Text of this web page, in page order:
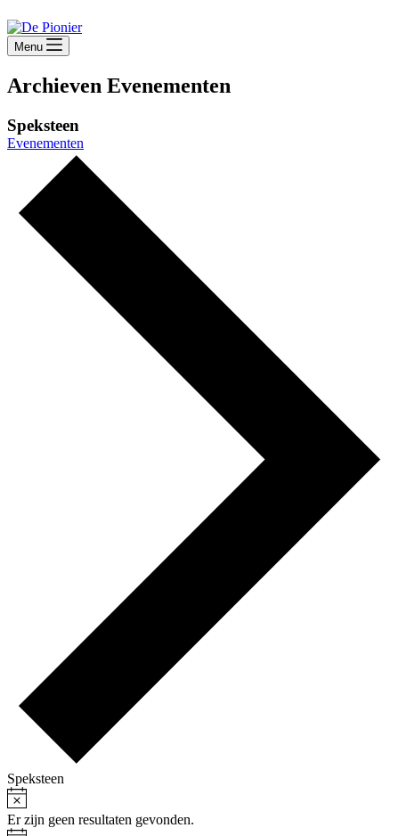
Menu
Archieven Evenementen
Speksteen
Evenementen
Speksteen
Evenementen
Bericht
Er zijn geen resultaten gevonden.